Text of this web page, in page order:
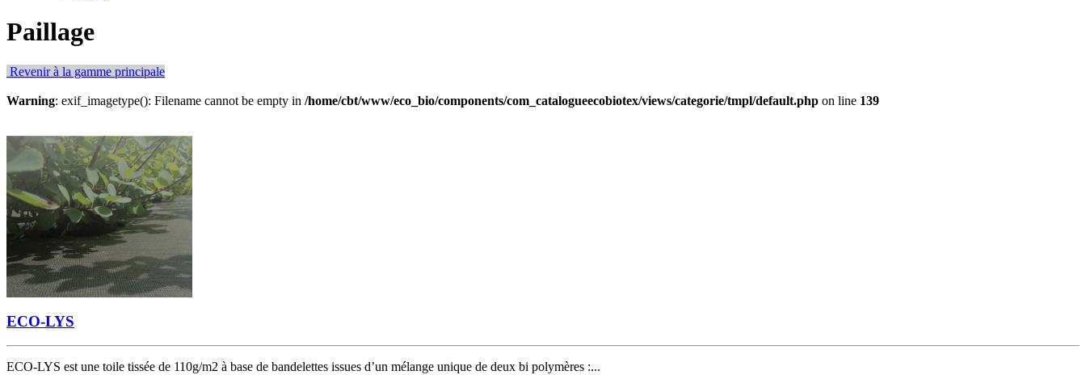
Paillage
Revenir à la gamme principale
Warning: exif_imagetype(): Filename cannot be empty in /home/cbt/www/eco_bio/components/com_catalogueecobiotex/views/categorie/tmpl/default.php on line 139
ECO-LYS
ECO-LYS est une toile tissée de 110g/m2 à base de bandelettes issues d’un mélange unique de deux bi polymères :...